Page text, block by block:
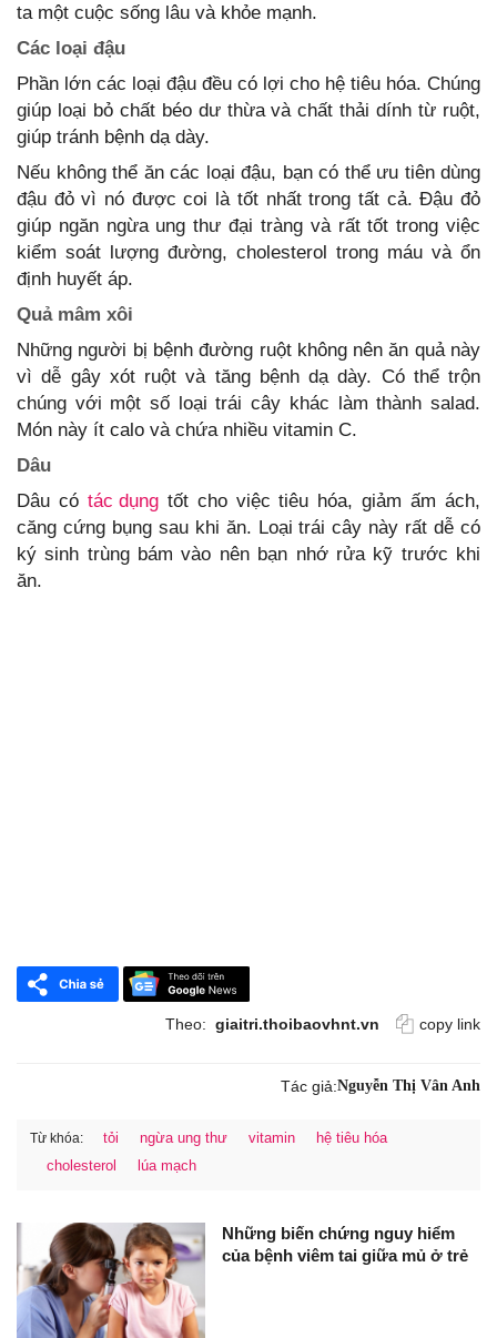
ta một cuộc sống lâu và khỏe mạnh.
Các loại đậu
Phần lớn các loại đậu đều có lợi cho hệ tiêu hóa. Chúng
giúp loại bỏ chất béo dư thừa và chất thải dính từ ruột,
giúp tránh bệnh dạ dày.
Nếu không thể ăn các loại đậu, bạn có thể ưu tiên dùng
đậu đỏ vì nó được coi là tốt nhất trong tất cả. Đậu đỏ
giúp ngăn ngừa ung thư đại tràng và rất tốt trong việc
kiểm soát lượng đường, cholesterol trong máu và ổn
định huyết áp.
Quả mâm xôi
Những người bị bệnh đường ruột không nên ăn quả này
vì dễ gây xót ruột và tăng bệnh dạ dày. Có thể trộn
chúng với một số loại trái cây khác làm thành salad.
Món này ít calo và chứa nhiều vitamin C.
Dâu
Dâu có tác dụngtốt cho việc tiêu hóa, giảm ấm ách,
căng cứng bụng sau khi ăn. Loại trái cây này rất dễ có
ký sinh trùng bám vào nên bạn nhớ rửa kỹ trước khi
ăn.
Theo: giaitri.thoibaovhnt.vn copy link
Tác giả:Nguyễn Thị Vân Anh
Từ khóa: tỏi ngừa ung thư vitamin
hệ tiêu hóa
cholesterol
lúa mạch
Những biến chứng nguy hiểm
của bệnh viêm tai giữa mủ ở trẻ